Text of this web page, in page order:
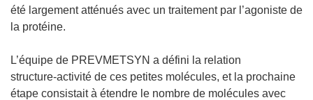
été largement atténués avec un traitement par l’agoniste de
la protéine.
L’équipe de PREVMETSYN a défini la relation
structure‑activité de ces petites molécules, et la prochaine
étape consistait à étendre le nombre de molécules avec